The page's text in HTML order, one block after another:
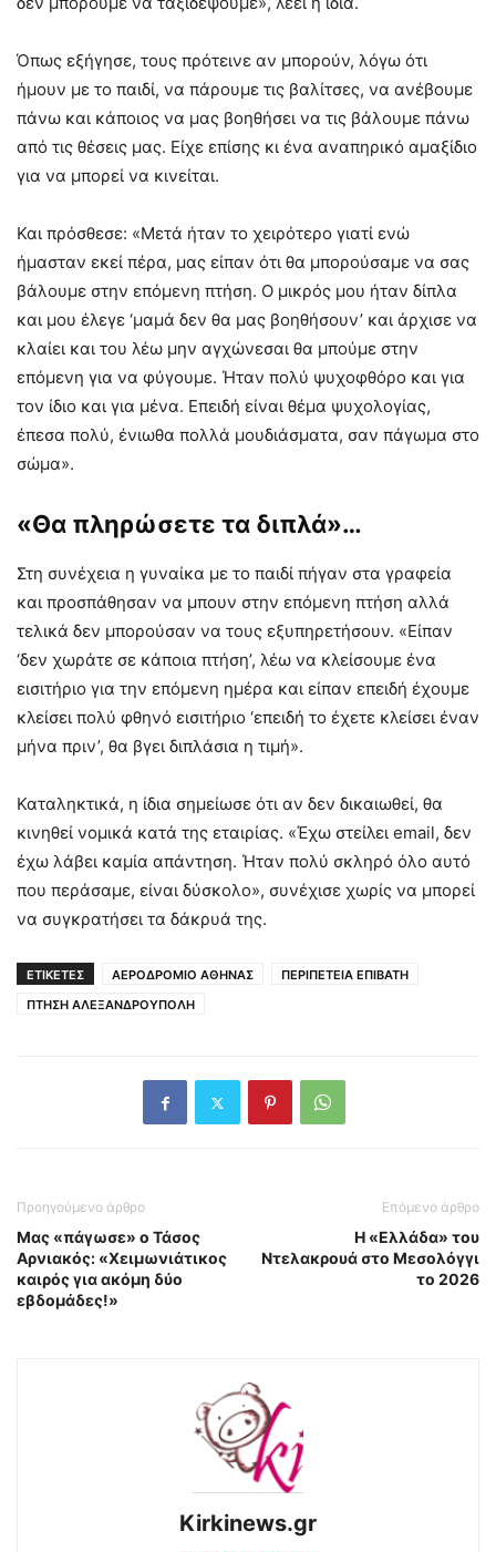
Όπως εξήγησε, τους πρότεινε αν μπορούν, λόγω ότι
ήμουν με το παιδί, να πάρουμε τις βαλίτσες, να ανέβουμε
πάνω και κάποιος να μας βοηθήσει να τις βάλουμε πάνω
από τις θέσεις μας. Είχε επίσης κι ένα αναπηρικό αμαξίδιο
για να μπορεί να κινείται.
Και πρόσθεσε: «Μετά ήταν το χειρότερο γιατί ενώ
ήμασταν εκεί πέρα, μας είπαν ότι θα μπορούσαμε να σας
βάλουμε στην επόμενη πτήση. Ο μικρός μου ήταν δίπλα
και μου έλεγε ‘μαμά δεν θα μας βοηθήσουν’ και άρχισε να
κλαίει και του λέω μην αγχώνεσαι θα μπούμε στην
επόμενη για να φύγουμε. Ήταν πολύ ψυχοφθόρο και για
τον ίδιο και για μένα. Επειδή είναι θέμα ψυχολογίας,
έπεσα πολύ, ένιωθα πολλά μουδιάσματα, σαν πάγωμα στο
σώμα».
«Θα πληρώσετε τα διπλά»…
Στη συνέχεια η γυναίκα με το παιδί πήγαν στα γραφεία
και προσπάθησαν να μπουν στην επόμενη πτήση αλλά
τελικά δεν μπορούσαν να τους εξυπηρετήσουν. «Είπαν
‘δεν χωράτε σε κάποια πτήση’, λέω να κλείσουμε ένα
εισιτήριο για την επόμενη ημέρα και είπαν επειδή έχουμε
κλείσει πολύ φθηνό εισιτήριο ‘επειδή το έχετε κλείσει έναν
μήνα πριν’, θα βγει διπλάσια η τιμή».
Καταληκτικά, η ίδια σημείωσε ότι αν δεν δικαιωθεί, θα
κινηθεί νομικά κατά της εταιρίας. «Έχω στείλει email, δεν
έχω λάβει καμία απάντηση. Ήταν πολύ σκληρό όλο αυτό
που περάσαμε, είναι δύσκολο», συνέχισε χωρίς να μπορεί
να συγκρατήσει τα δάκρυά της.
ΕΤΙΚΕΤΕΣ ΑΕΡΟΔΡΟΜΙΟ ΑΘΗΝΑΣ
ΠΕΡΙΠΕΤΕΙΑ ΕΠΙΒΑΤΗ
ΠΤΗΣΗ ΑΛΕΞΑΝΔΡΟΥΠΟΛΗ
Προηγούμενο άρθρο
Μας «πάγωσε» ο Τάσος
Αρνιακός: «Χειμωνιάτικος
καιρός για ακόμη δύο
εβδομάδες!»
Επόμενο άρθρο
Η «Ελλάδα» του
Ντελακρουά στο Μεσολόγγι
το 2026
Kirkinews.gr